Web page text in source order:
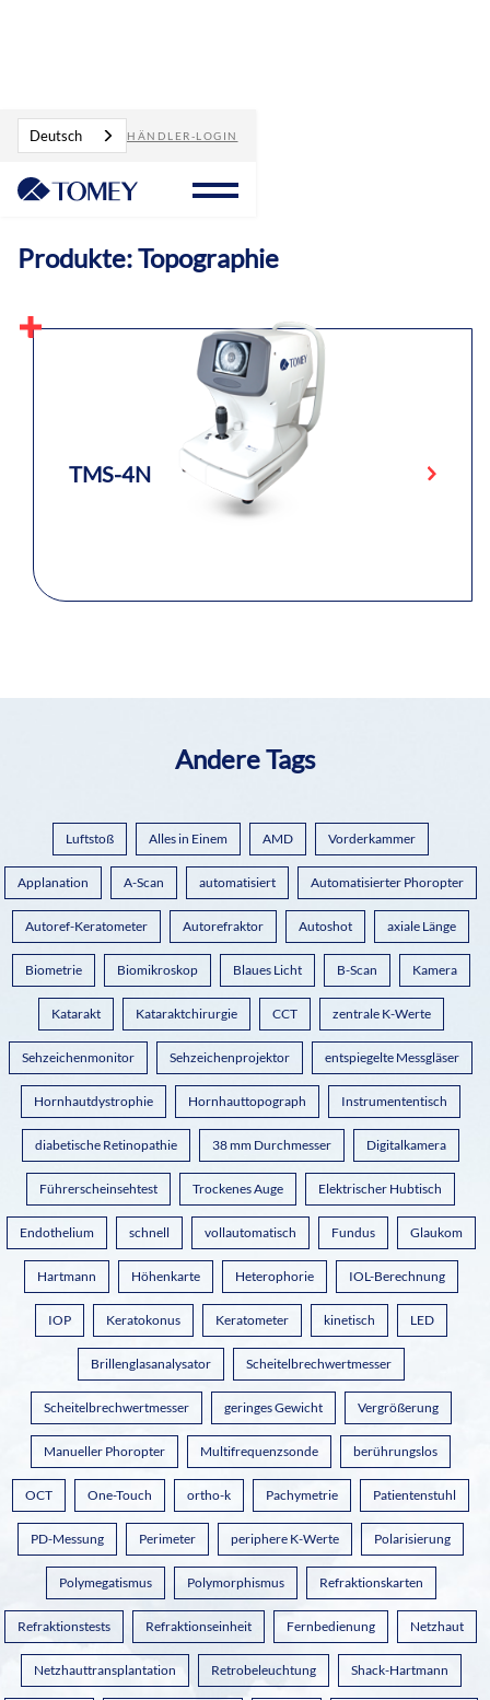
Deutsch HÄNDLER-LOGIN
Produkte Topographie
Produkte: Topographie
TMS-4N
Andere Tags
Luftstoß Alles in Einem AMD Vorderkammer
Applanation A-Scan automatisiert Automatisierter Phoropter
Autoref-Keratometer Autorefraktor Autoshot axiale Länge
Biometrie Biomikroskop Blaues Licht B-Scan Kamera
Katarakt Kataraktchirurgie CCT zentrale K-Werte
Sehzeichenmonitor Sehzeichenprojektor entspiegelte Messgläser
Hornhautdystrophie Hornhauttopograph Instrumententisch
diabetische Retinopathie 38 mm Durchmesser Digitalkamera
Führerscheinsehtest Trockenes Auge Elektrischer Hubtisch
Endothelium schnell vollautomatisch Fundus Glaukom
Hartmann Höhenkarte Heterophorie IOL-Berechnung
IOP Keratokonus Keratometer kinetisch LED
Brillenglasanalysator Scheitelbrechwertmesser
Scheitelbrechwertmesser geringes Gewicht Vergrößerung
Manueller Phoropter Multifrequenzsonde berührungslos
OCT One-Touch ortho-k Pachymetrie Patientenstuhl
PD-Messung Perimeter periphere K-Werte Polarisierung
Polymegatismus Polymorphismus Refraktionskarten
Refraktionstests Refraktionseinheit Fernbedienung Netzhaut
Netzhauttransplantation Retrobeleuchtung Shack-Hartmann